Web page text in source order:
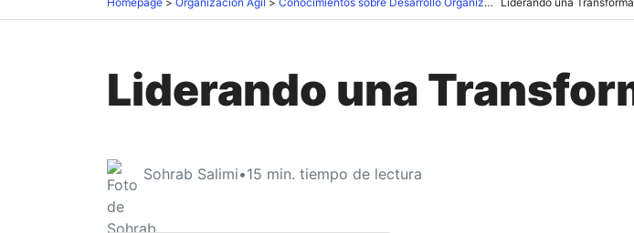
Liderando una
Sohrab Salimi•15 min. tiempo de lectura